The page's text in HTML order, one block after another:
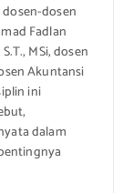
dosen
Fadlan
MSi, dosen
Akuntansi
ini
dalam